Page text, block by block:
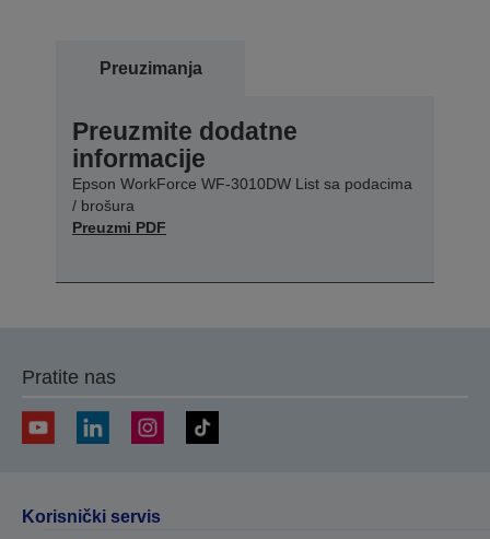
Preuzimanja
Preuzmite dodatne
informacije
Epson WorkForce WF-3010DW List sa podacima
/ brošura
Preuzmi PDF
Pratite nas
Korisnički servis